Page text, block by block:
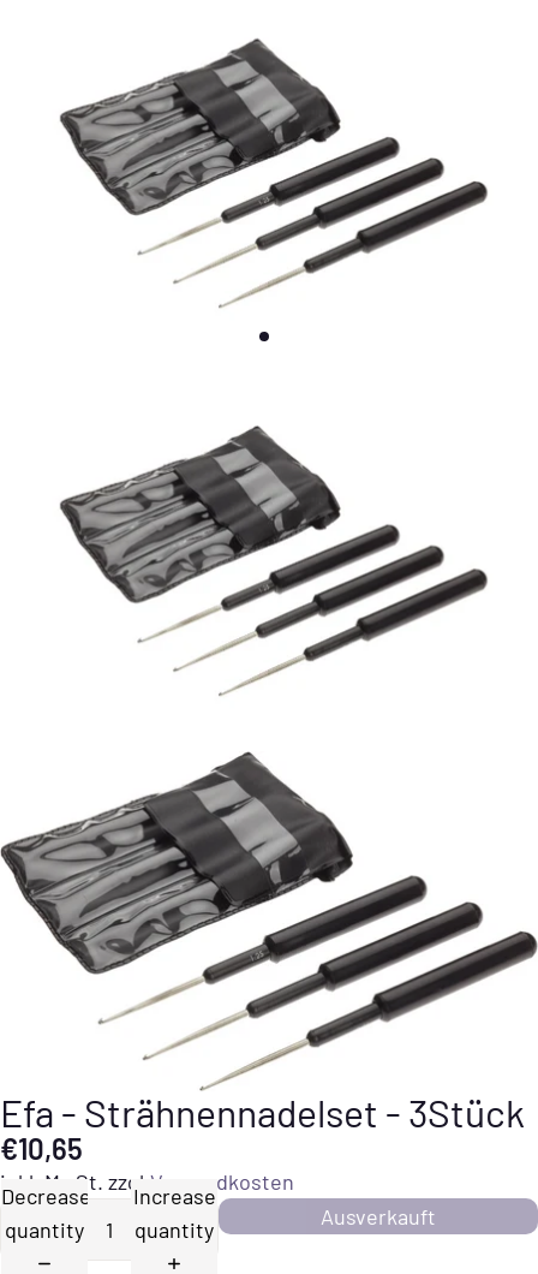
Efa - Strähnennadelset - 3Stück
€10,65
inkl. MwSt. zzgl. Versandkosten
Decrease
quantity
Increase
quantity
Ausverkauft